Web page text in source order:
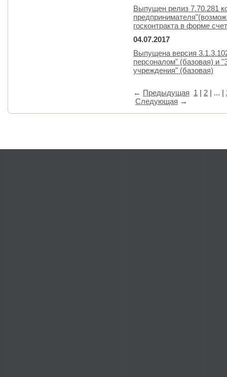
Выпущен релиз 7.70.281
госконтракта в форме
04.07.2017
Выпущена версия
персоналом" (базовая) и
учреждения" (базовая)
← Предыдущая 1 | 2 | ... |
Следующая →